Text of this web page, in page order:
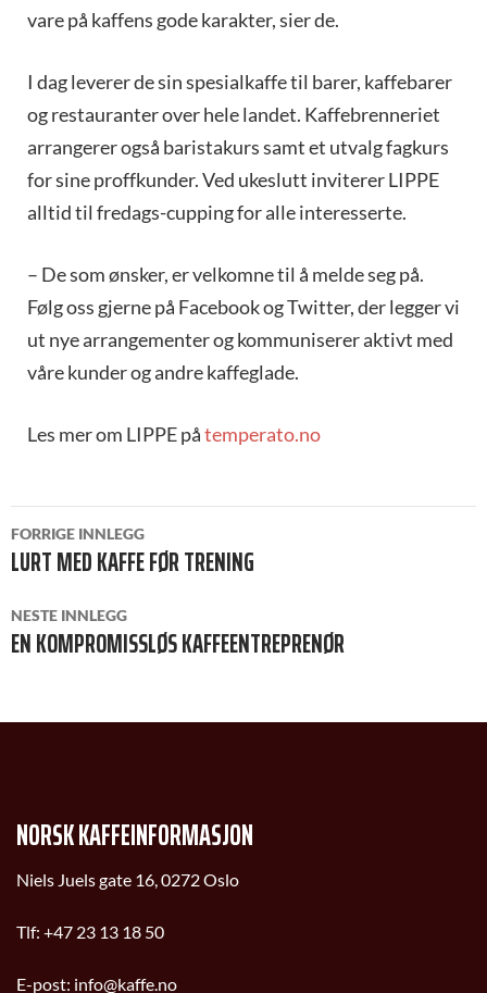
vare på kaffens gode karakter, sier de.
I dag leverer de sin spesialkaffe til barer, kaffebarer
og restauranter over hele landet. Kaffebrenneriet
arrangerer også baristakurs samt et utvalg fagkurs
for sine proffkunder. Ved ukeslutt inviterer LIPPE
alltid til fredags-cupping for alle interesserte.
– De som ønsker, er velkomne til å melde seg på.
Følg oss gjerne på Facebook og Twitter, der legger vi
ut nye arrangementer og kommuniserer aktivt med
våre kunder og andre kaffeglade.
Les mer om LIPPE påtemperato.no
INNLEGGSNAVIGASJON
FORRIGE INNLEGG
LURT MED KAFFE FØR TRENING
NESTE INNLEGG
EN KOMPROMISSLØS KAFFEENTREPRENØR
NORSK KAFFEINFORMASJON
Niels Juels gate 16, 0272 Oslo
Tlf: +47 23 13 18 50
E-post: info@kaffe.no